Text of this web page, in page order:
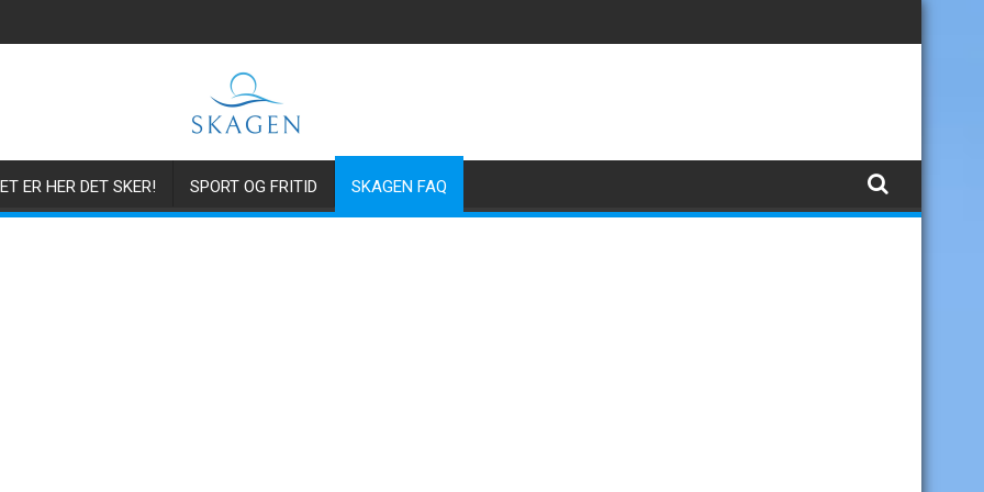
ER HER DET SKER! SPORT OG FRITID SKAGEN FAQ